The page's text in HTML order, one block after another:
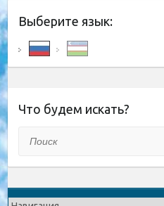
Выберите язык:
Что будем искать?